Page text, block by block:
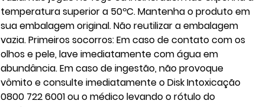
temperatura superior a 50ºC. Mantenha o produto em
sua embalagem original. Não reutilizar a embalagem
vazia. Primeiros socorros: Em caso de contato com os
olhos e pele, lave imediatamente com água em
abundância. Em caso de ingestão, não provoque
vômito e consulte imediatamente o Disk Intoxicação
0800 722 6001 ou o médico levando o rótulo do